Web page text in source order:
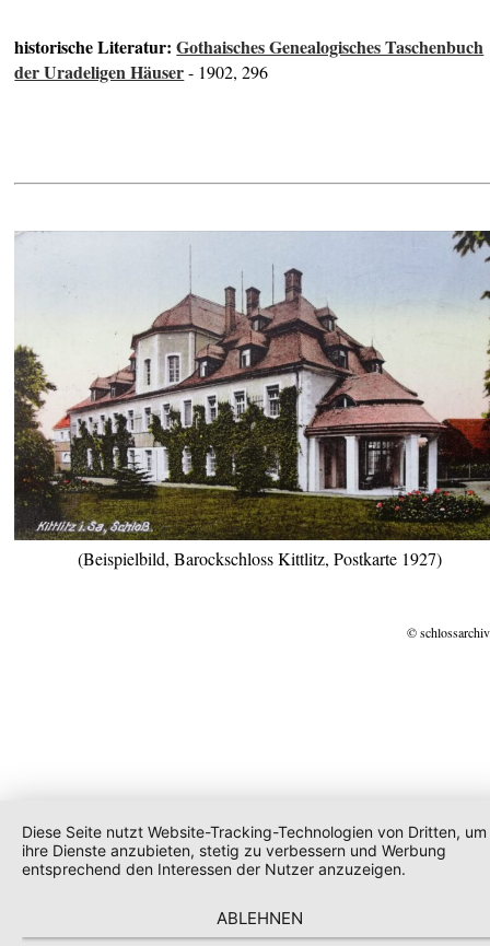
historische Literatur:Gothaisches Genealogisches Taschenbuch
der Uradeligen Häuser- 1902, 296
(Beispielbild, Barockschloss Kittlitz, Postkarte 1927)
©
Diese Seite nutzt Website-Tracking-Technologien von Dritten, um
ihre Dienste anzubieten, stetig zu verbessern und Werbung
entsprechend den Interessen der Nutzer anzuzeigen.
ABLEHNEN